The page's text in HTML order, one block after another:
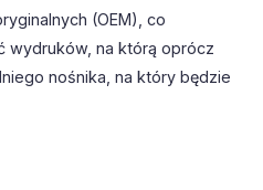
(OEM), co
wydruków, na którą oprócz
nośnika, na który będzie